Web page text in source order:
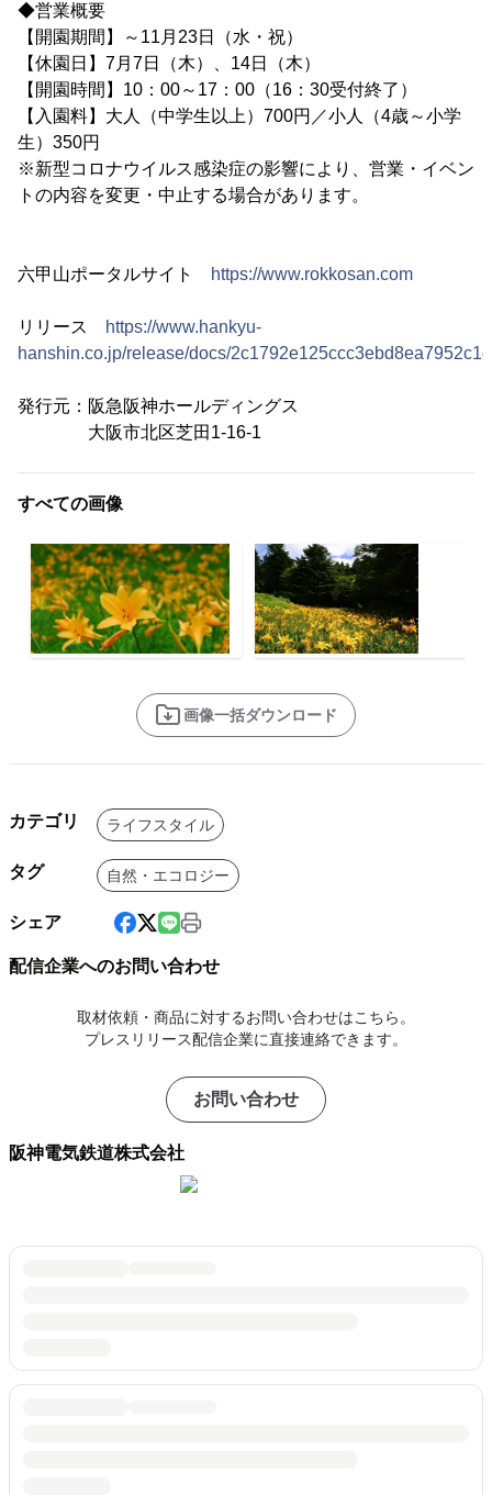
◆営業概要
【開園期間】～11月23日（水・祝）
【休園日】7月7日（木）、14日（木）
【開園時間】10：00～17：00（16：30受付終了）
【入園料】大人（中学生以上）700円／小人（4歳～小学
生）350円
※新型コロナウイルス感染症の影響により、営業・イベン
トの内容を変更・中止する場合があります。
六甲山ポータルサイト https://www.rokkosan.com
リリース
https://www.hankyu-
hanshin.co.jp/release/docs/
発行元：阪急阪神ホールディングス
大阪市北区芝田1-16-1
すべての画像
画像一括ダウンロード
カテゴリ ライフスタイル
タグ 自然・エコロジー
シェア
配信企業へのお問い合わせ
取材依頼・商品に対するお問い合わせはこちら。
プレスリリース配信企業に直接連絡できます。
お問い合わせ
阪神電気鉄道株式会社